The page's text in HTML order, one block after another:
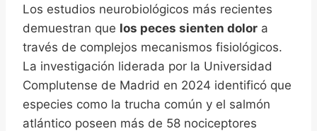
Los estudios neurobiológicos más recientes
demuestran que los peces sienten dolor a
través de complejos mecanismos fisiológicos.
La investigación liderada por la Universidad
Complutense de Madrid en 2024 identificó que
especies como la trucha común y el salmón
atlántico poseen más de 58 nociceptores